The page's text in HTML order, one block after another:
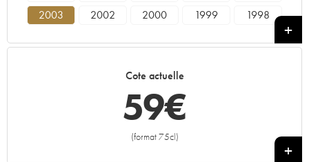
2003
2002 2000 1999
1998
Cote actuelle
59€
(format 75cl)
+